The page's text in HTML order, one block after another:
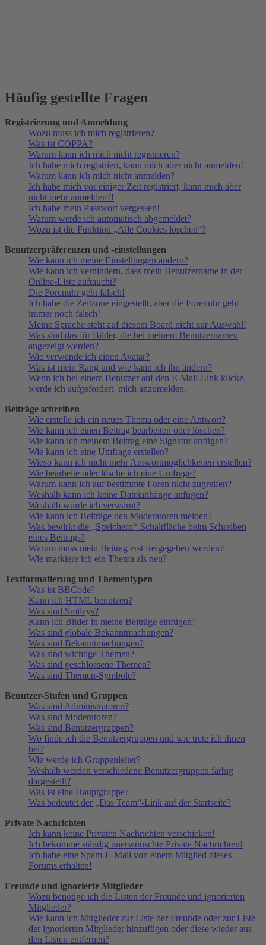
Häufig gestellte Fragen
Registrierung und Anmeldung
Wozu muss ich mich registrieren?
Was ist COPPA?
Warum kann ich mich nicht registrieren?
Ich habe mich registriert, kann mich aber nicht anmelden!
Warum kann ich mich nicht anmelden?
Ich habe mich vor einiger Zeit registriert, kann mich aber
nicht mehr anmelden?!
Ich habe mein Passwort vergessen!
Warum werde ich automatisch abgemeldet?
Wozu ist die Funktion „Alle Cookies löschen“?
Benutzerpräferenzen und -einstellungen
Wie kann ich meine Einstellungen ändern?
Wie kann ich verhindern, dass mein Benutzername in der
Online-Liste auftaucht?
Die Forenuhr geht falsch!
Ich habe die Zeitzone eingestellt, aber die Forenuhr geht
immer noch falsch!
Meine Sprache steht auf diesem Board nicht zur Auswahl!
Was sind das für Bilder, die bei meinem Benutzernamen
angezeigt werden?
Wie verwende ich einen Avatar?
Was ist mein Rang und wie kann ich ihn ändern?
Wenn ich bei einem Benutzer auf den E-Mail-Link klicke,
werde ich aufgefordert, mich anzumelden.
Beiträge schreiben
Wie erstelle ich ein neues Thema oder eine Antwort?
Wie kann ich einen Beitrag bearbeiten oder löschen?
Wie kann ich meinem Beitrag eine Signatur anfügen?
Wie kann ich eine Umfrage erstellen?
Wieso kann ich nicht mehr Antwortmöglichkeiten erstellen?
Wie bearbeite oder lösche ich eine Umfrage?
Warum kann ich auf bestimmte Foren nicht zugreifen?
Weshalb kann ich keine Dateianhänge anfügen?
Weshalb wurde ich verwarnt?
Wie kann ich Beiträge den Moderatoren melden?
Was bewirkt die „Speichern“-Schaltfläche beim Schreiben
eines Beitrags?
Warum muss mein Beitrag erst freigegeben werden?
Wie markiere ich ein Thema als neu?
Textformatierung und Thementypen
Was ist BBCode?
Kann ich HTML benutzen?
Was sind Smileys?
Kann ich Bilder in meine Beiträge einfügen?
Was sind globale Bekanntmachungen?
Was sind Bekanntmachungen?
Was sind wichtige Themen?
Was sind geschlossene Themen?
Was sind Themen-Symbole?
Benutzer-Stufen und Gruppen
Was sind Administratoren?
Was sind Moderatoren?
Was sind Benutzergruppen?
Wo finde ich die Benutzergruppen und wie trete ich ihnen
bei?
Wie werde ich Gruppenleiter?
Weshalb werden verschiedene Benutzergruppen farbig
dargestellt?
Was ist eine Hauptgruppe?
Was bedeutet der „Das Team“-Link auf der Startseite?
Private Nachrichten
Ich kann keine Privaten Nachrichten verschicken!
Ich bekomme ständig unerwünschte Private Nachrichten!
Ich habe eine Spam-E-Mail von einem Mitglied dieses
Forums erhalten!
Freunde und ignorierte Mitglieder
Wozu benötige ich die Listen der Freunde und ignorierten
Mitglieder?
Wie kann ich Mitglieder zur Liste der Freunde oder zur Liste
der ignorierten Mitglieder hinzufügen oder diese wieder aus
den Listen entfernen?